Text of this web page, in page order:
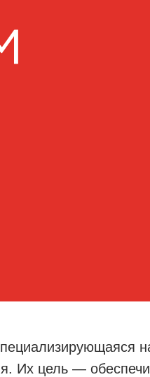
Их цель —